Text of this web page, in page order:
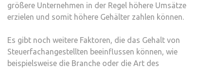
größere Unternehmen in der Regel höhere Umsätze
erzielen und somit höhere Gehälter zahlen können.
Es gibt noch weitere Faktoren, die das Gehalt von
Steuerfachangestellten beeinflussen können, wie
beispielsweise die Branche oder die Art des